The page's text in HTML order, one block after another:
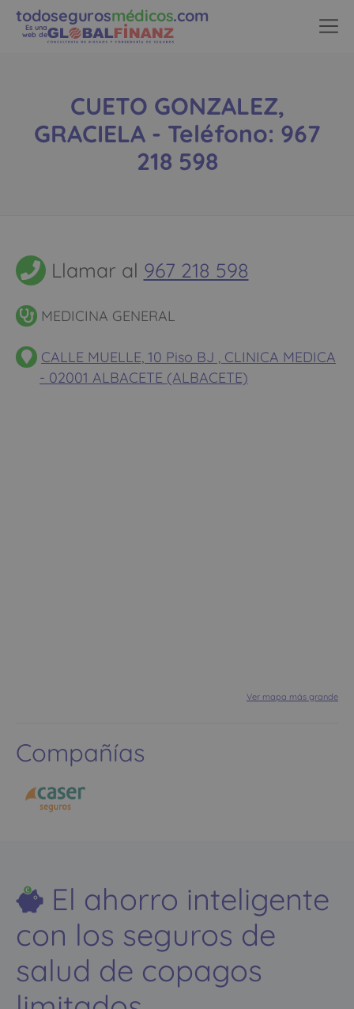
todosegurosmédicos.com
Es una
web de
CUETO GONZALEZ,
GRACIELA - Teléfono: 967
218 598
Llamar al 967 218 598
MEDICINA GENERAL
CALLE MUELLE, 10 Piso BJ , CLINICA MEDICA
- 02001 ALBACETE (ALBACETE)
Ver mapa más grande
Compañías
El ahorro inteligente
con los seguros de
salud de copagos